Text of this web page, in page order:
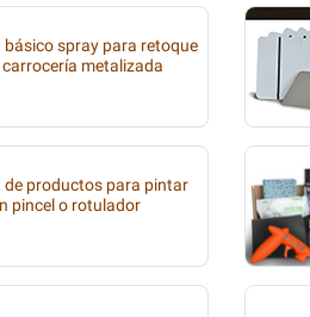
básico spray para retoque
carrocería metalizada
de productos para pintar
pincel o rotulador